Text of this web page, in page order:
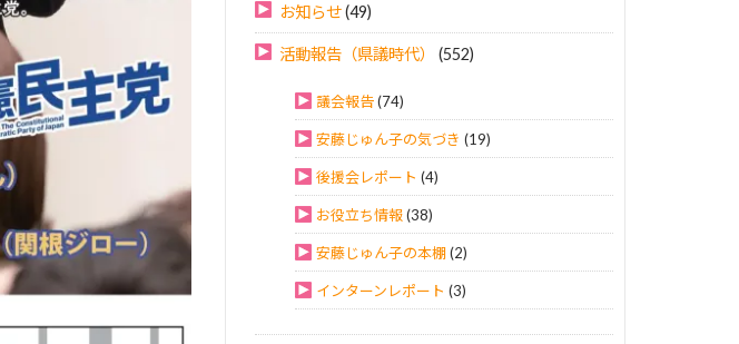
お知らせ(49)
活動報告（県議時代） (552)
議会報告(74)
安藤じゅん子の気づき (19)
後援会レポート (4)
お役立ち情報(38)
安藤じゅん子の本棚(2)
インターンレポート (3)